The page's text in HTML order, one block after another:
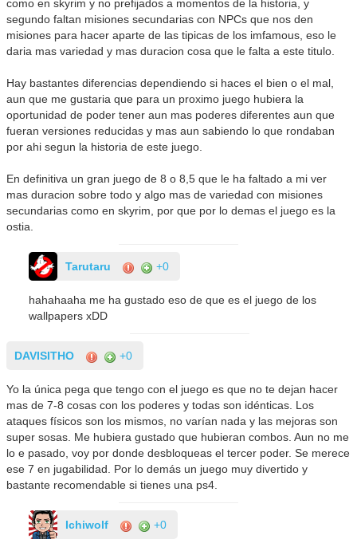
como en skyrim y no prefijados a momentos de la historia, y
segundo faltan misiones secundarias con NPCs que nos den
misiones para hacer aparte de las tipicas de los imfamous, eso le
daria mas variedad y mas duracion cosa que le falta a este titulo.
Hay bastantes diferencias dependiendo si haces el bien o el mal,
aun que me gustaria que para un proximo juego hubiera la
oportunidad de poder tener aun mas poderes diferentes aun que
fueran versiones reducidas y mas aun sabiendo lo que rondaban
por ahi segun la historia de este juego.
En definitiva un gran juego de 8 o 8,5 que le ha faltado a mi ver
mas duracion sobre todo y algo mas de variedad con misiones
secundarias como en skyrim, por que por lo demas el juego es la
ostia.
Tarutaru +0
hahahaaha me ha gustado eso de que es el juego de los
wallpapers xDD
DAVISITHO +0
Yo la única pega que tengo con el juego es que no te dejan hacer
mas de 7-8 cosas con los poderes y todas son idénticas. Los
ataques físicos son los mismos, no varían nada y las mejoras son
super sosas. Me hubiera gustado que hubieran combos. Aun no me
lo e pasado, voy por donde desbloqueas el tercer poder. Se merece
ese 7 en jugabilidad. Por lo demás un juego muy divertido y
bastante recomendable si tienes una ps4.
Ichiwolf +0